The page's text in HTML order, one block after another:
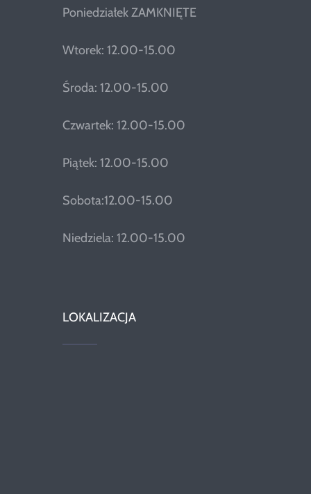
Poniedziałek ZAMKNIĘTE
Wtorek: 12.00-15.00
Środa: 12.00-15.00
Czwartek: 12.00-15.00
Piątek: 12.00-15.00
Sobota:12.00-15.00
Niedziela: 12.00-15.00
LOKALIZACJA